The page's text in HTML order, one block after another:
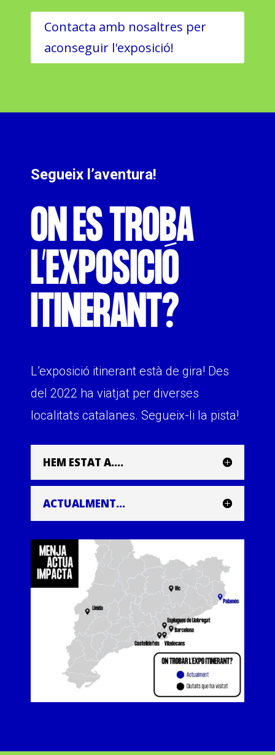
Contacta amb nosaltres per
aconseguir l'exposició!
Segueix l’aventura!
ON ES TROBA
L’EXPOSICIÓ
ITINERANT?
L’exposició itinerant està de gira! Des
del 2022 ha viatjat per diverses
localitats catalanes. Segueix-li la pista!
HEM ESTAT A....
ACTUALMENT...